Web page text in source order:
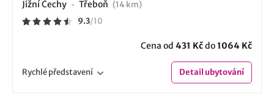
Jižní Čechy Třeboň (14 km)
9.3/10
Cena od 431 Kčdo1064 Kč
Rychlépředstavení Detailubytování